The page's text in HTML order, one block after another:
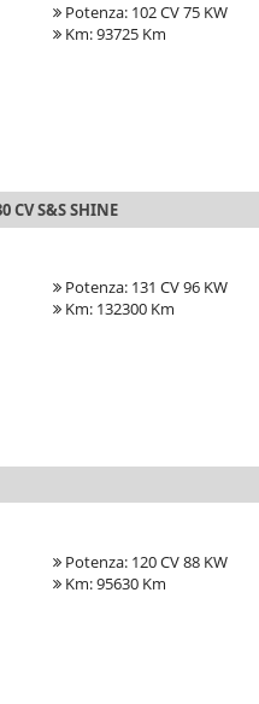
Potenza: 102 CV 75 KW
Km: 93725 Km
CV S&S SHINE
Potenza: 131 CV 96 KW
Km: 132300 Km
Potenza: 120 CV 88 KW
Km: 95630 Km